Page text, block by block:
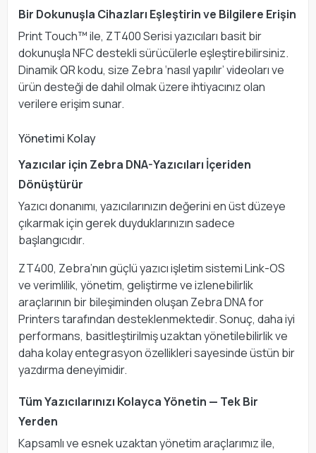
Bir Dokunuşla Cihazları Eşleştirin ve Bilgilere Erişin
Print Touch™ ile, ZT400 Serisi yazıcıları basit bir
dokunuşla NFC destekli sürücülerle eşleştirebilirsiniz.
Dinamik QR kodu, size Zebra ‘nasıl yapılır’ videoları ve
ürün desteği de dahil olmak üzere ihtiyacınız olan
verilere erişim sunar.
Yönetimi Kolay
Yazıcılar için Zebra DNA-Yazıcıları İçeriden
Dönüştürür
Yazıcı donanımı, yazıcılarınızın değerini en üst düzeye
çıkarmak için gerek duyduklarınızın sadece
başlangıcıdır.
ZT400, Zebra’nın güçlü yazıcı işletim sistemi Link-OS
ve verimlilik, yönetim, geliştirme ve izlenebilirlik
araçlarının bir bileşiminden oluşan Zebra DNA for
Printers tarafından desteklenmektedir. Sonuç, daha iyi
performans, basitleştirilmiş uzaktan yönetilebilirlik ve
daha kolay entegrasyon özellikleri sayesinde üstün bir
yazdırma deneyimidir.
Tüm Yazıcılarınızı Kolayca Yönetin — Tek Bir
Yerden
Kapsamlı ve esnek uzaktan yönetim araçlarımız ile,